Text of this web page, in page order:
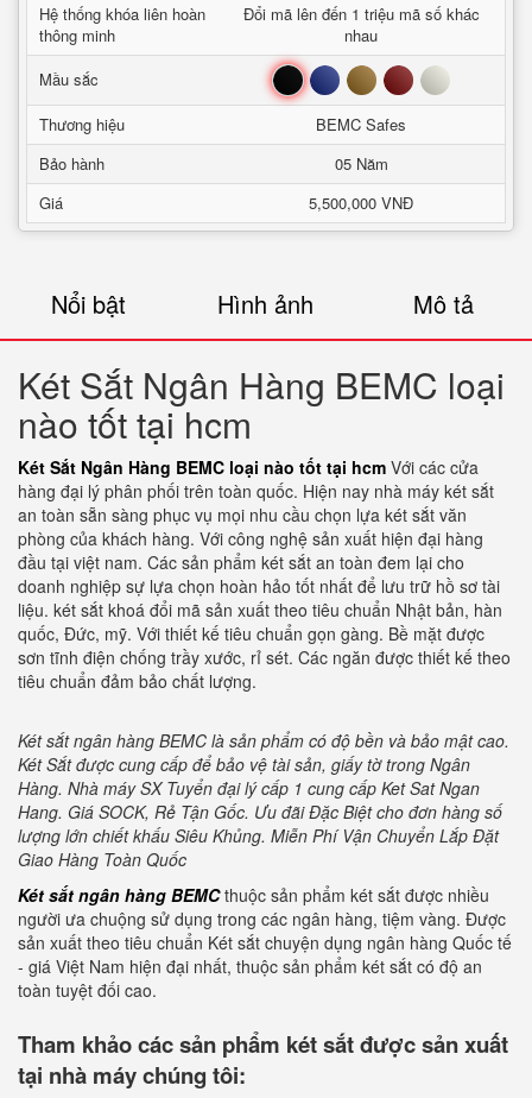
Hệ thống khóa liên hoàn
thông minh
Đổi mã lên đến 1 triệu mã số khác
nhau
Mầu sắc
Đen Xanh Nâu Đỏ Trắng
Thương hiệu
BEMC Safes
Bảo hành
05 Năm
Giá
5,500,000 VNĐ
Nổi bật Hình ảnh Mô tả
Két Sắt Ngân Hàng BEMC loại
nào tốt tại hcm
Két Sắt Ngân Hàng BEMC loại nào tốt tại hcm Với các cửa
hàng đại lý phân phối trên toàn quốc. Hiện nay nhà máy két sắt
an toàn sẵn sàng phục vụ mọi nhu cầu chọn lựa két sắt văn
phòng của khách hàng. Với công nghệ sản xuất hiện đại hàng
đầu tại việt nam. Các sản phẩm két sắt an toàn đem lại cho
doanh nghiệp sự lựa chọn hoàn hảo tốt nhất để lưu trữ hồ sơ tài
liệu. két sắt khoá đổi mã sản xuất theo tiêu chuẩn Nhật bản, hàn
quốc, Đức, mỹ. Với thiết kế tiêu chuẩn gọn gàng. Bề mặt được
sơn tĩnh điện chống trầy xước, rỉ sét. Các ngăn được thiết kế theo
tiêu chuẩn đảm bảo chất lượng.
Két sắt ngân hàng BEMC là sản phẩm có độ bền và bảo mật cao.
Két Sắt được cung cấp để bảo vệ tài sản, giấy tờ trong Ngân
Hàng. Nhà máy SX Tuyển đại lý cấp 1 cung cấp Ket Sat Ngan
Hang. Giá SOCK, Rẻ Tận Gốc. Ưu đãi Đặc Biệt cho đơn hàng số
lượng lớn chiết khấu Siêu Khủng. Miễn Phí Vận Chuyển Lắp Đặt
Giao Hàng Toàn Quốc
Két sắt ngân hàng BEMCthuộc sản phẩm két sắt được nhiều
người ưa chuộng sử dụng trong các ngân hàng, tiệm vàng. Được
sản xuất theo tiêu chuẩn Két sắt chuyện dụng ngân hàng Quốc tế
- giá Việt Nam hiện đại nhất, thuộc sản phẩm két sắt có độ an
toàn tuyệt đối cao.
Tham khảo các sản phẩm két sắt được sản xuất
tại nhà máy chúng tôi: